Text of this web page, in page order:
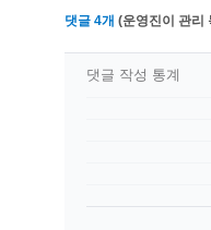
댓글 4개 (운영진이 관리
댓글 작성 통계